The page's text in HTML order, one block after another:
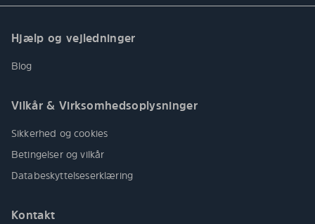
Hjælp og vejledninger
Blog
Vilkår & Virksomhedsoplysninger
Sikkerhed og cookies
Betingelser og vilkår
Databeskyttelseserklæring
Kontakt